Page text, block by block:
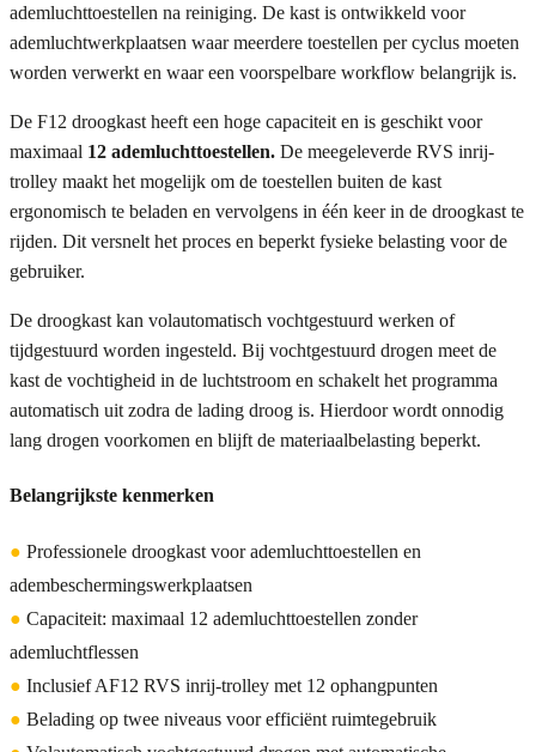
ademluchttoestellen na reiniging. De kast is ontwikkeld voor
ademluchtwerkplaatsen waar meerdere toestellen per cyclus moeten
worden verwerkt en waar een voorspelbare workflow belangrijk is.
De F12 droogkast heeft een hoge capaciteit en is geschikt voor
maximaal 12 ademluchttoestellen. De meegeleverde RVS inrij-
trolley maakt het mogelijk om de toestellen buiten de kast
ergonomisch te beladen en vervolgens in één keer in de droogkast te
rijden. Dit versnelt het proces en beperkt fysieke belasting voor de
gebruiker.
De droogkast kan volautomatisch vochtgestuurd werken of
tijdgestuurd worden ingesteld. Bij vochtgestuurd drogen meet de
kast de vochtigheid in de luchtstroom en schakelt het programma
automatisch uit zodra de lading droog is. Hierdoor wordt onnodig
lang drogen voorkomen en blijft de materiaalbelasting beperkt.
Belangrijkste kenmerken
● Professionele droogkast voor ademluchttoestellen en
adembeschermingswerkplaatsen
● Capaciteit: maximaal 12 ademluchttoestellen zonder
ademluchtflessen
● Inclusief AF12 RVS inrij-trolley met 12 ophangpunten
● Belading op twee niveaus voor efficiënt ruimtegebruik